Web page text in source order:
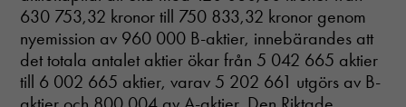
630 753,32 kronor till 750 833,32 kronor genom
nyemission av 960 000 B-aktier, innebärandes att
det totala antalet aktier ökar från 5 042 665 aktier
till 6 002 665 aktier, varav 5 202 661 utgörs av B-